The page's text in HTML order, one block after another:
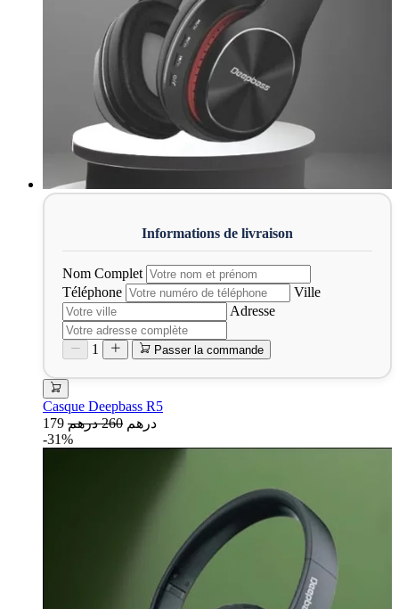
Nom Complet
Téléphone
Ville
Adresse
1 Passer la commande
Casque Deepbass R5
179 درهم 260 درهم
-31%